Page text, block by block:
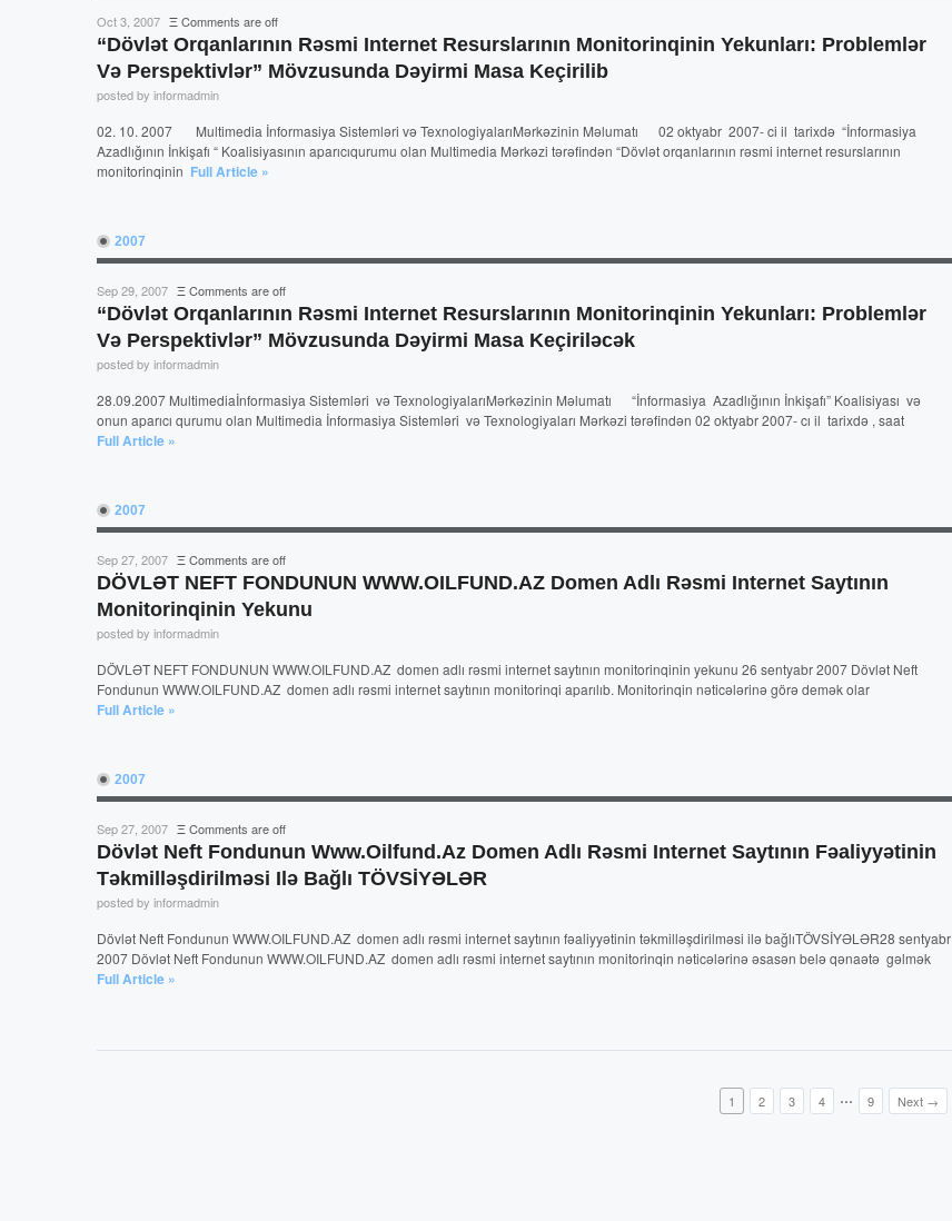
Oct 3, 2007 ΞComments are off
“Dövlət Orqanlarının Rəsmi Internet Resurslarının Monitorinqinin Yekunları: Problemlər
Və Perspektivlər” Mövzusunda Dəyirmi Masa Keçirilib
posted by informadmin
02. 10. 2007 Multimedia İnformasiya Sistemləri və TexnologiyalarıMərkəzinin Məlumatı 02 oktyabr 2007- ci il tarixdə “İnformasiya
Azadlığının İnkişafı “ Koalisiyasının aparıcıqurumu olan Multimedia Mərkəzi tərəfindən “Dövlət orqanlarının rəsmi internet resurslarının
monitorinqinin Full Article »
2007
Sep 29, 2007 ΞComments are off
“Dövlət Orqanlarının Rəsmi Internet Resurslarının Monitorinqinin Yekunları: Problemlər
Və Perspektivlər” Mövzusunda Dəyirmi Masa Keçiriləcək
posted by informadmin
28.09.2007 Multimediaİnformasiya Sistemləri və TexnologiyalarıMərkəzinin Məlumatı “İnformasiya Azadlığının İnkişafı” Koalisiyası və
onun aparıcı qurumu olan Multimedia İnformasiya Sistemləri və Texnologiyaları Mərkəzi tərəfindən 02 oktyabr 2007- cı il tarixdə , saat
Full Article »
2007
Sep 27, 2007 ΞComments are off
DÖVLƏT NEFT FONDUNUN WWW.OILFUND.AZ Domen Adlı Rəsmi Internet Saytının
Monitorinqinin Yekunu
posted by informadmin
DÖVLƏT NEFT FONDUNUN WWW.OILFUND.AZ domen adlı rəsmi internet saytının monitorinqinin yekunu 26 sentyabr 2007 Dövlət Neft
Fondunun WWW.OILFUND.AZ domen adlı rəsmi internet saytının monitorinqi aparılıb. Monitorinqin nəticələrinə görə demək olar
Full Article »
2007
Sep 27, 2007 ΞComments are off
Dövlət Neft Fondunun Www.oilfund.az Domen Adlı Rəsmi Internet Saytının Fəaliyyətinin
Təkmilləşdirilməsi Ilə Bağlı TÖVSİYƏLƏR
posted by informadmin
Dövlət Neft Fondunun WWW.OILFUND.AZ domen adlı rəsmi internet saytının fəaliyyətinin təkmilləşdirilməsi ilə bağlıTÖVSİYƏLƏR28 sentyabr
2007 Dövlət Neft Fondunun WWW.OILFUND.AZ domen adlı rəsmi internet saytının monitorinqin nəticələrinə əsasən belə qənaətə gəlmək
Full Article »
1 2 3 4 … 9 Next →